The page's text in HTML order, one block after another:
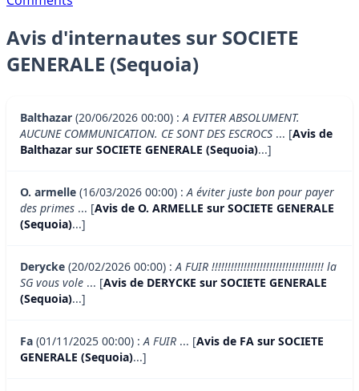
Avis d'internautes sur SOCIETE
GENERALE (Sequoia)
Balthazar (20/06/2026 00:00) :A EVITER ABSOLUMENT.
AUCUNE COMMUNICATION. CE SONT DES ESCROCS ... [Avis de
Balthazar sur SOCIETE GENERALE (Sequoia)...]
O. armelle (16/03/2026 00:00) :A éviter juste bon pour payer
des primes ... [Avis de O. ARMELLE sur SOCIETE GENERALE
(Sequoia)...]
Derycke (20/02/2026 00:00) :A FUIR !!!!!!!!!!!!!!!!!!!!!!!!!!!!!!!!!!! la
SG vous vole ... [Avis de DERYCKE sur SOCIETE GENERALE
(Sequoia)...]
Fa (01/11/2025 00:00) :A FUIR ... [Avis de FA sur SOCIETE
GENERALE (Sequoia)...]